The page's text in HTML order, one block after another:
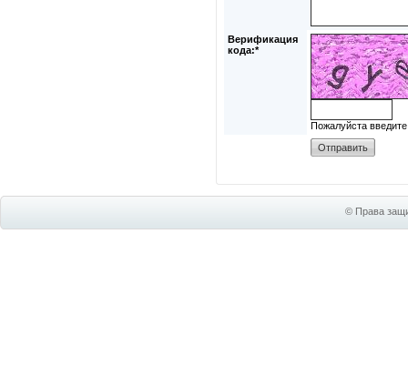
Верификация
кода:*
Пожалуйста
© Права